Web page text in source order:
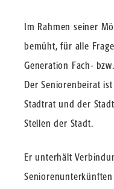
Im Rahmen seiner
bemüht, für alle
Generation Fach-
Der Seniorenbeirat
Stadtrat und der
Stellen der Stadt.
Er unterhält